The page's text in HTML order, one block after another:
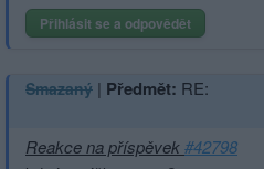
Přihlásit se a odpovědět
Smazaný | Předmět: RE:
Reakce na příspěvek#42798